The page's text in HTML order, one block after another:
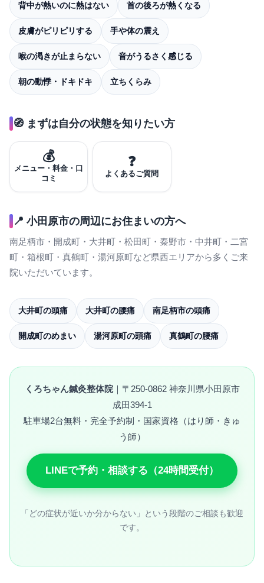
背中が熱いのに熱はない 首の後ろが熱くなる
皮膚がピリピリする 手や体の震え
喉の渇きが止まらない 音がうるさく感じる
朝の動悸・ドキドキ 立ちくらみ
🧭 まずは自分の状態を知りたい方
💰
メニュー・料金・口
コミ
❓
よくあるご質問
📍 小田原市の周辺にお住まいの方へ
南足柄市・開成町・大井町・松田町・秦野市・中井町・二宮
町・箱根町・真鶴町・湯河原町など県西エリアから多くご来
院いただいています。
大井町の頭痛 大井町の腰痛 南足柄市の頭痛
開成町のめまい 湯河原町の頭痛 真鶴町の腰痛
くろちゃん鍼灸整体院｜〒250-0862 神奈川県小田原市
成田394-1
駐車場2台無料・完全予約制・国家資格（はり師・きゅ
う師）
LINEで予約・相談する（24時間受付）
「どの症状が近いか分からない」という段階のご相談も歓迎
です。